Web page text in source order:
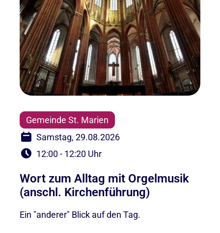
Gemeinde St. Marien
Samstag, 29.08.2026
12:00 - 12:20 Uhr
Wort zum Alltag mit Orgelmusik
(anschl. Kirchenführung)
Ein "anderer" Blick auf den Tag.